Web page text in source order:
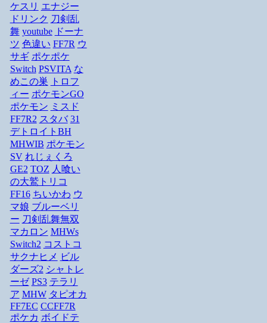
ケスリ エナジー
ドリンク 刀剣乱
舞 youtube ドーナ
ツ 色違い FF7R ウ
サギ ポケポケ
Switch PSVITA な
めこの巣
トロフ
ィー ポケモンGO
ポケモン ミスド
FF7R2 スタバ 31
デトロイトBH
MHWIB ポケモン
SV れじぇくろ
GE2 TOZ 人喰い
の大鷲トリコ
FF16 ちいかわ ウ
マ娘 ブルーベリ
ー 刀剣乱舞無双
マカロン MHWs
Switch2 コストコ
サクナヒメ ビル
ダーズ2 シャトレ
ーゼ PS3 テラリ
ア MHW タピオカ
FF7EC CCFF7R
ポケカ ボイドテ